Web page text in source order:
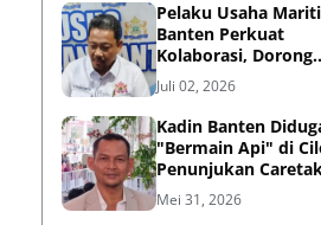
Pelaku Usaha
Banten Perkuat
Kolaborasi, Dorong
Kemajuan Sektor
Pelabuhan
Juli 02, 2026
Kadin Banten
"Bermain Api" di
Penunjukan
Dipertanyakan,
Konflik Kepentingan
Mei 31, 2026